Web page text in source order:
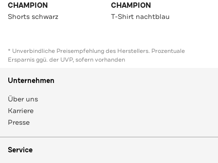
CHAMPION
Shorts schwarz
CHAMPION
T-Shirt nachtblau
* Unverbindliche Preisempfehlung des Herstellers. Prozentuale
Ersparnis ggü. der UVP, sofern vorhanden
Unternehmen
Über uns
Karriere
Presse
Service